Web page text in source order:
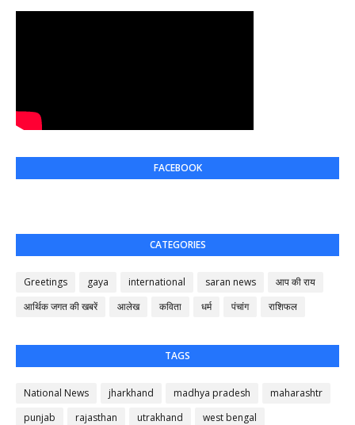
FACEBOOK
CATEGORIES
Greetings gaya international saran news
आप की राय
आर्थिक जगत की खबरें
आलेख कविता धर्म पंचांग राशिफल
TAGS
National News jharkhand madhya pradesh
maharashtr
punjab
rajasthan utrakhand
west bengal